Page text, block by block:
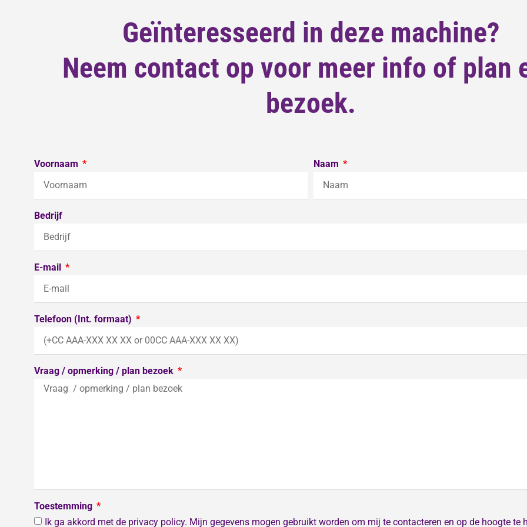
Geïnteresseerd in deze machine?
Neem contact op voor meer info of plan
bezoek.
Voornaam Naam
Bedrijf
E-mail
Telefoon (Int. formaat)
Vraag / opmerking / plan bezoek
Toestemming
Ik ga akkord met de privacy policy. Mijn gegevens mogen gebruikt worden om mij te contacteren en op de hoogte te